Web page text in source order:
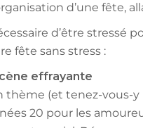
d’une fête,
d’être
fête sans stress :
effrayante
thème (et tenez-vous-y
20 pour les